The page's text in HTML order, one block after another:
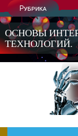
Рубрика
ОСНОВЫ
ТЕХНОЛОГИЙ.